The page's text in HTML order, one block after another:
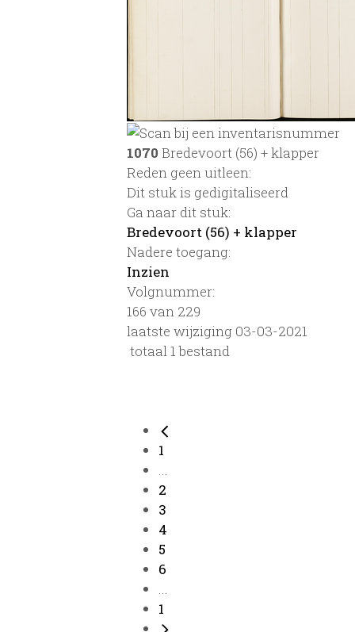
1070 Bredevoort (56) + klapper
Reden geen uitleen:
Dit stuk is gedigitaliseerd
Ga naar dit stuk:
Bredevoort (56) + klapper
Nadere toegang:
Inzien
Volgnummer:
166 van 229
laatste wijziging 03-03-2021
totaal 1 bestand
1
...
2
3
4
5
6
...
1